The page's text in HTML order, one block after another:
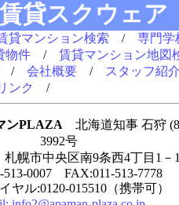
貸スクウェ
貸マンション検索 / 専門学
物件 / 賃貸マンション地図
/ 会社概要 /
スタッフ紹
ンク /
ンPLAZA 北海道知事 石狩
3992号
幌市中央区南9条西4丁目1－
513-0007 FAX:011-513-7778
ヤル:0120-015510（携帯可）